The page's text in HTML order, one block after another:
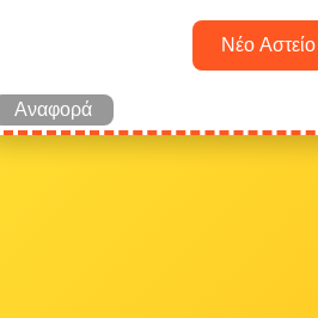
Νέο Αστείο
Αναφορά